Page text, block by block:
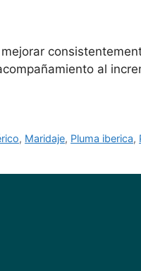
al
, Maridaje, Pluma iberica,